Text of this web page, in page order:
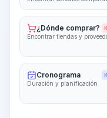
¿Dónde comprar? KI
Encontrar tiendas y
Cronograma KI
Duración y planificación